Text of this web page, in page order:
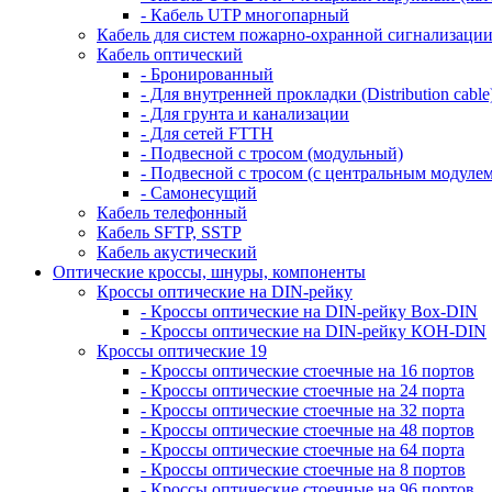
- Кабель UTP многопарный
Кабель для систем пожарно-охранной сигнализации
Кабель оптический
- Бронированный
- Для внутренней прокладки (Distribution
- Для грунта и канализации
- Для сетей FTTH
- Подвесной с тросом (модульный)
- Подвесной с тросом (с центральным
- Самонесущий
Кабель телефонный
Кабель SFTP, SSTP
Кабель акустический
Оптические кроссы, шнуры, компоненты
Кроссы оптические на DIN-рейку
- Кроссы оптические на DIN-рейку Box-DIN
- Кроссы оптические на DIN-рейку КОН-DIN
Кроссы оптические 19
- Кроссы оптические стоечные на 16 портов
- Кроссы оптические стоечные на 24 порта
- Кроссы оптические стоечные на 32 порта
- Кроссы оптические стоечные на 48 портов
- Кроссы оптические стоечные на 64 порта
- Кроссы оптические стоечные на 8 портов